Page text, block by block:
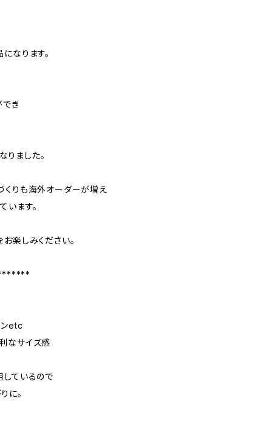
なります。
でき
ました。
くりも海外オーダーが増え
います。
楽しみください。
ンetc
なサイズ感
しているので
に。